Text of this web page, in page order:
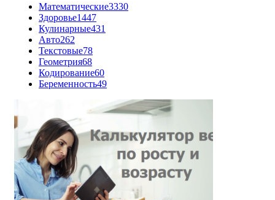
Математические3330
Здоровье1447
Кулинарные431
Авто262
Текстовые78
Геометрия68
Кодирование60
Беременность49